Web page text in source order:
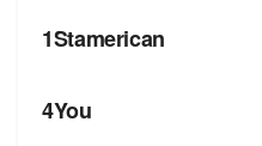
1Stamerican
4You